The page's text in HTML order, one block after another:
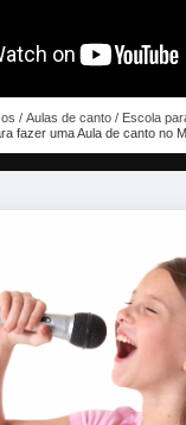
Aulas de canto
Escola
fazer uma Aula de canto no